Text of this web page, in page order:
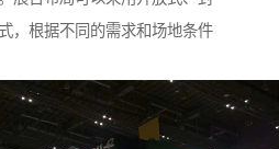
，根据不同的需求和场地条件